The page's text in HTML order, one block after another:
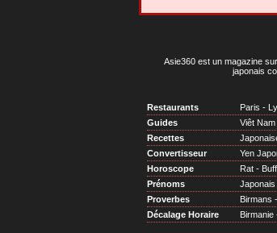
Asie360 est un magazine
japonais
Restaurants Paris -
Guides
Viêt Nam
Recettes
Convertisseur
Yen
Horoscope
Rat -
Prénoms
Japonais
Proverbes
Birmans -
Décalage Horaire
Birmanie